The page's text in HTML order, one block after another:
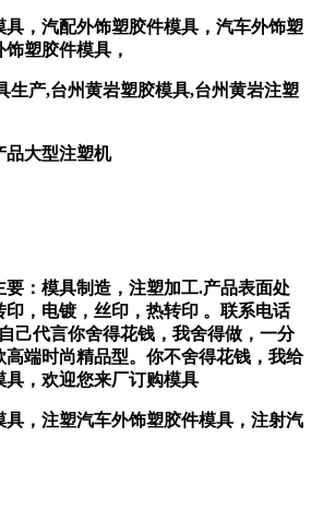
，汽配外饰塑胶件模具，汽车外饰塑
塑胶件模具，
生产,台州黄岩塑胶模具,台州黄岩注塑
品大型注塑机
：模具制造，注塑加工.产品表面处
，电镀，丝印，热转印 。联系电话
己代言你舍得花钱，我舍得做，一分
端时尚精品型。你不舍得花钱，我给
，欢迎您来厂订购模具
，注塑汽车外饰塑胶件模具，注射汽